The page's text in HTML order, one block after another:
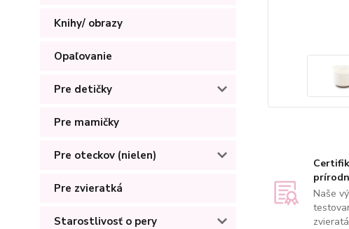
Knihy/ obrazy
Opaľovanie
Pre detičky
Pre mamičky
Pre oteckov (nielen)
Pre zvieratká
Starostlivosť o pery
Naše